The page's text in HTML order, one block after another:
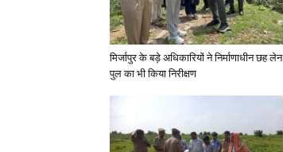
मिर्जापुर के बड़े अधिकारियों ने निर्माणाधीन छह लेन
पुल का भी किया निरीक्षण